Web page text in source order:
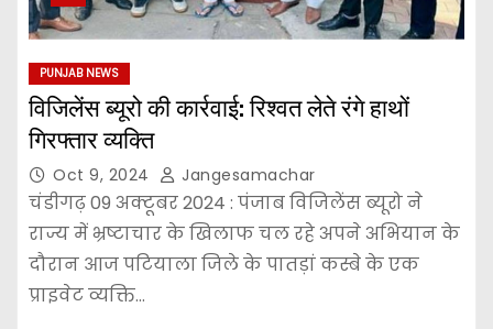
PUNJAB NEWS
विजिलेंस ब्यूरो की कार्रवाई: रिश्वत लेते रंगे हाथों
गिरफ्तार व्यक्ति
Oct 9, 2024 Jangesamachar
चंडीगढ़ 09 अक्टूबर 2024 : पंजाब विजिलेंस ब्यूरो ने
राज्य में भ्रष्टाचार के खिलाफ चल रहे अपने अभियान के
दौरान आज पटियाला जिले के पातड़ां कस्बे के एक
प्राइवेट व्यक्ति…